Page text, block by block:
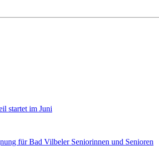
startet im Juni
für Bad Vilbeler Seniorinnen und Senioren